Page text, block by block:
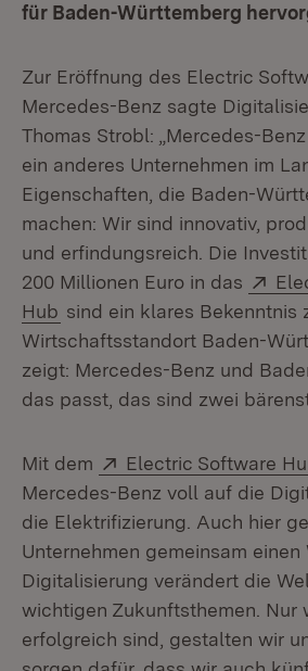
für Baden-Württemberg
Zur Eröffnung des Electric
Mercedes-Benz sagte
Thomas Strobl: „Mercedes-
ein anderes Unternehmen im
Eigenschaften, die Baden-
machen: Wir sind innovativ,
und erfindungsreich. Die
200 Millionen Euro in das
Hub (Öffnet in neuem Fenster)
sind ein klares Bekenntnis
Wirtschaftsstandort Baden-
zeigt: Mercedes-Benz und
das passt, das sind zwei
Mit dem Extern:
Electric Software
Mercedes-Benz voll auf die
die Elektrifizierung. Auch hier
Unternehmen gemeinsam einen
Digitalisierung verändert die
wichtigen Zukunftsthemen. Nur
erfolgreich sind, gestalten wir